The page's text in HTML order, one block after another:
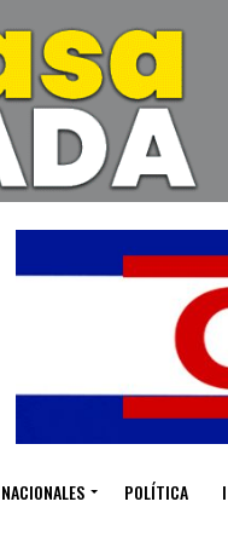
NACIONALES POLÍTICA